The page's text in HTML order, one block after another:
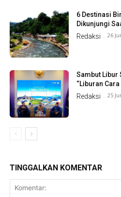
6 Destinasi
Dikunjungi
Redaksi - 26
Sambut Libur
“Liburan
Redaksi - 25
TINGGALKAN KOMENTAR